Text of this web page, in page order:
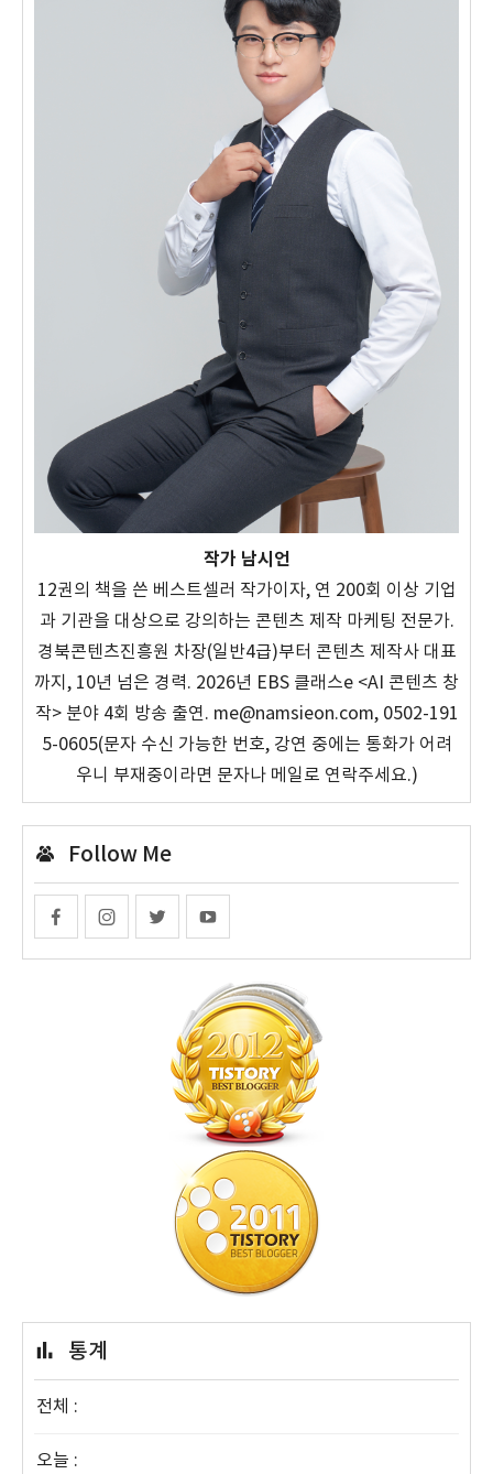
작가 남시언
12권의 책을 쓴 베스트셀러 작가이자, 연 200회 이상 기업
과 기관을 대상으로 강의하는 콘텐츠 제작 마케팅 전문가.
경북콘텐츠진흥원 차장(일반4급)부터 콘텐츠 제작사 대표
까지, 10년 넘은 경력. 2026년 EBS 클래스e <AI 콘텐츠 창
작> 분야 4회 방송 출연. me@namsieon.com, 0502-191
5-0605(문자 수신 가능한 번호, 강연 중에는 통화가 어려
우니 부재중이라면 문자나 메일로 연락주세요.)
Follow Me
통계
전체 :
오늘 :